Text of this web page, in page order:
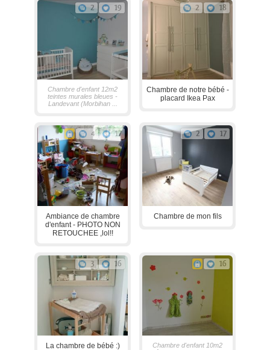
2 19
Chambre d'enfant 12m2
teintes murales bleues -
Landevant (Morbihan ...
2 18
Chambre de notre bébé -
placard Ikea Pax
4 17
Ambiance de chambre
d'enfant - PHOTO NON
RETOUCHEE ,lol!!
2 17
Chambre de mon fils
3 16
La chambre de bébé :)
16
Chambre d'enfant 10m2